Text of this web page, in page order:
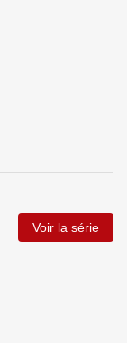
Voir la série